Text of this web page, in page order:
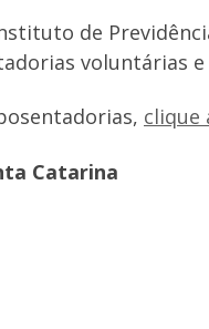
de
voluntárias
clique
Catarina